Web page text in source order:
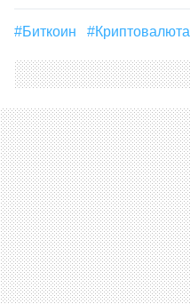
#Биткоин #Криптовалюта